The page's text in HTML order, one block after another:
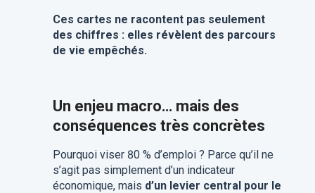
Ces cartes ne racontent pas seulement
des chiffres : elles révèlent des parcours
de vie empêchés.
Un enjeu macro… mais des
conséquences très concrètes
Pourquoi viser 80 % d’emploi ? Parce qu’il ne
s’agit pas simplement d’un indicateur
économique, mais d’un levier central pour le